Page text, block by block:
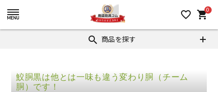
favorite_border 0
shopping_cart
search 商品を探す
鮫胴黒は他とは一味も違う変わり胴（チーム
胴）です！